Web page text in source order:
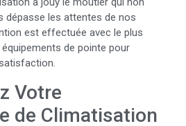
dépasse les attentes de nos
est effectuée avec le plus
de pointe pour
Votre
de Climatisation